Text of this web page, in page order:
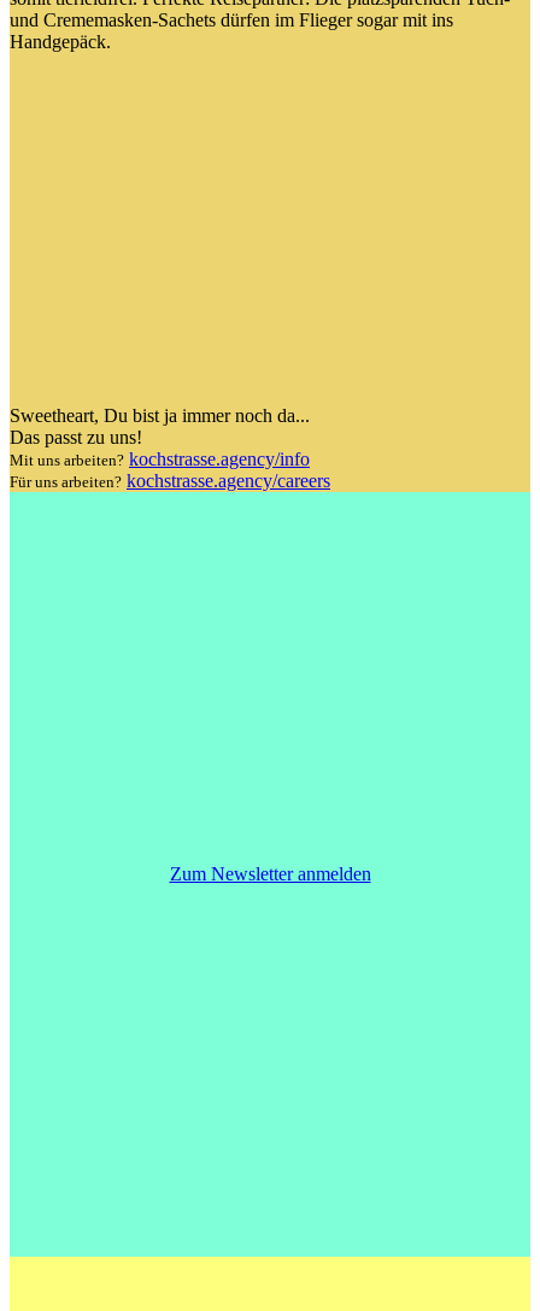
und Crememasken-Sachets dürfen im Flieger sogar mit ins
Handgepäck.
Sweetheart, Du bist ja immer noch da...
Das passt zu uns!
Mit uns arbeiten? kochstrasse.agency/info
Für uns arbeiten? kochstrasse.agency/careers
Zum Newsletter anmelden